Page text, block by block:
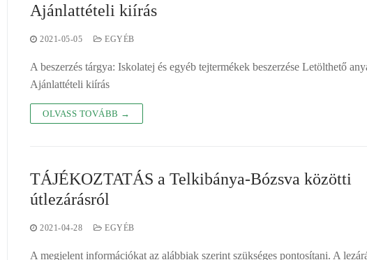
Ajánlattételi kiírás
2021-05-05 EGYÉB
A beszerzés tárgya: Iskolatej és egyéb tejtermékek beszerzése Letölthető
Ajánlattételi kiírás
OLVASS TOVÁBB →
TÁJÉKOZTATÁS a Telkibánya-Bózsva közötti
útlezárásról
2021-04-28 EGYÉB
A megjelent információkat az alábbiak szerint szükséges pontosítani. A